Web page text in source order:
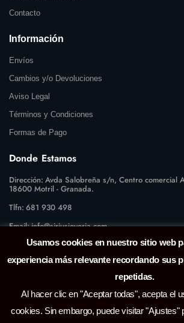
Contacto
Información
Envíos
Cambios y/o Devoluciones
Aviso Legal
Términos y Condiciones
Formas de Pago
Donde Estamos
Tlfn: 681 930 498
Email:info@siriusjoyeria.com
Dirección: Avda Salobreña s/n, Centro comercial
18600 Motril - Granada.
Usamos cookies en nuestro sitio web
experiencia más relevante recordando sus
repetidas.
Al hacer clic en "Aceptar todas", acepta el
cookies. Sin embargo, puede visitar "Ajustes"